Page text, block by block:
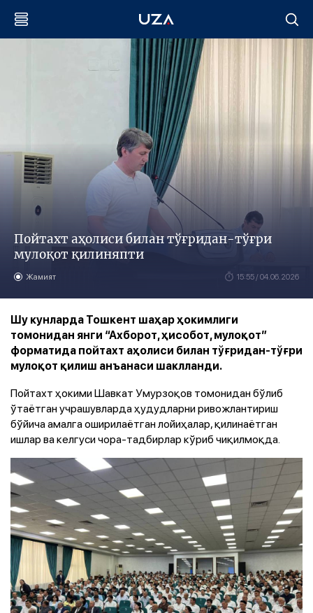
Пойтахт аҳолиси билан тўғридан-тўғри
мулоқот қилиняпти
Жамият 15:55 / 04.06.2026
Шу кунларда Тошкент шаҳар ҳокимлиги
томонидан янги “Ахборот, ҳисобот, мулоқот”
форматида пойтахт аҳолиси билан тўғридан-тўғри
мулоқот қилиш анъанаси шаклланди.
Пойтахт ҳокими Шавкат Умурзоқов томонидан бўлиб
ўтаётган учрашувларда ҳудудларни ривожлантириш
бўйича амалга оширилаётган лойиҳалар, қилинаётган
ишлар ва келгуси чора-тадбирлар кўриб чиқилмоқда.